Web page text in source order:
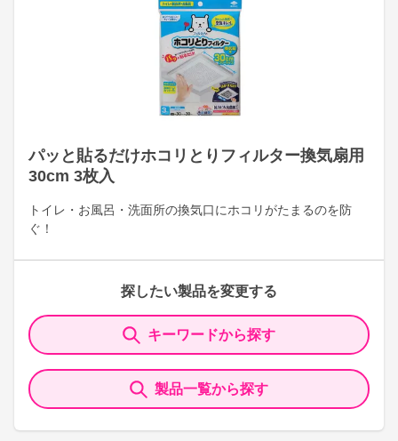
パッと貼るだけホコリとりフィルター換気扇用
30cm 3枚入
トイレ・お風呂・洗面所の換気口にホコリがたまるのを防
ぐ！
探したい製品を変更する
キーワードから探す
製品一覧から探す